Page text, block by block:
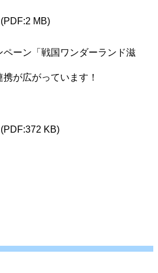
(PDF:2 MB)
ペーン「戦国ワンダーランド滋
が広がっています！
(PDF:372 KB)